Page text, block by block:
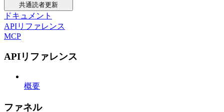
共通読者更新
ドキュメント
APIリファレンス
MCP
APIリファレンス
概要
ファネル